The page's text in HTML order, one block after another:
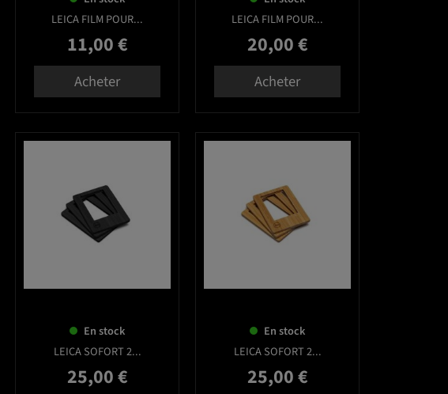
LEICA FILM POUR...
Prix
11,00 €
Acheter
LEICA FILM POUR...
Prix
20,00 €
Acheter
En stock
LEICA SOFORT 2...
Prix
25,00 €
En stock
LEICA SOFORT 2...
Prix
25,00 €